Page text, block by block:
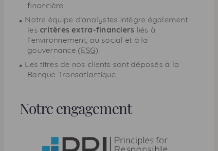
financière.
Notre équipe d’analystes intègre également
les critères extra-financiers liés à
l’environnement, au social et à la
gouvernance (ESG).
Les titres de nos clients sont déposés à la
Banque Transatlantique.
Notre engagement